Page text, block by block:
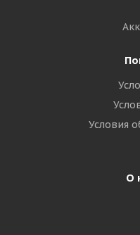
Условия
О